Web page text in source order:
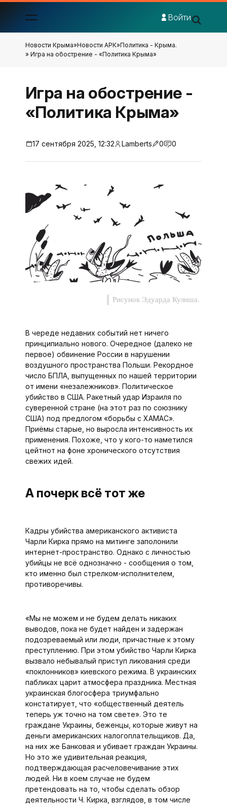
Войти
Новости Крыма»Новости АРК»Политика - Крыма.
» Игра на обострение - «Политика Крыма»
Игра на обострение -
«Политика Крыма»
17 сентября 2025, 12:32 Lamberts 0 0
Рисунок Эдуарда Кулиша.
В череде недавних событий нет ничего
принципиально нового. Очередное (далеко не
первое) обвинение России в нарушении
воздушного пространства Польши. Рекордное
число БПЛА, выпущенных по нашей территории
от имени «незалежников». Политическое
убийство в США. Ракетный удар Израи­ля по
суверенной стране (на этот раз по союзнику
США) под предлогом «борьбы с ХАМАС».
Приёмы старые, но выросла интенсивность их
применения. Похоже, что у кого-то наметился
цейтнот на фоне хронического отсутствия
свежих идей.
А почерк всё тот же
Кадры убийства американского активиста
Чарли Кирка прямо на митинге заполонили
интернет-пространство. Однако с личностью
убийцы не всё однозначно - сообщения о том,
кто именно был стрелком-исполнителем,
противоречивы.
«Мы не можем и не будем делать никаких
выводов, пока не будет найден и задержан
подозреваемый или люди, причастные к этому
преступлению. При этом убийство Чарли Кирка
вызвало небывалый приступ ликования среди
«поклонников» киевского режима. В украинских
пабликах царит атмосфера праздника. Местная
украинская блогосфера триумфально
констатирует, что «общественный деятель
теперь уж точно на том свете». Это те
граждане Украины, беженцы, которые живут на
деньги американских налогоплательщиков. Да,
на них же Банковая и убивает граждан Украины.
Но это же удивительная реакция,
подтверждающая расчеловечивание этих
людей. Ни в коем случае не будем
претендовать на то, чтобы сделать обзор
деятельности Ч. Кирка, взглядов, в том числе